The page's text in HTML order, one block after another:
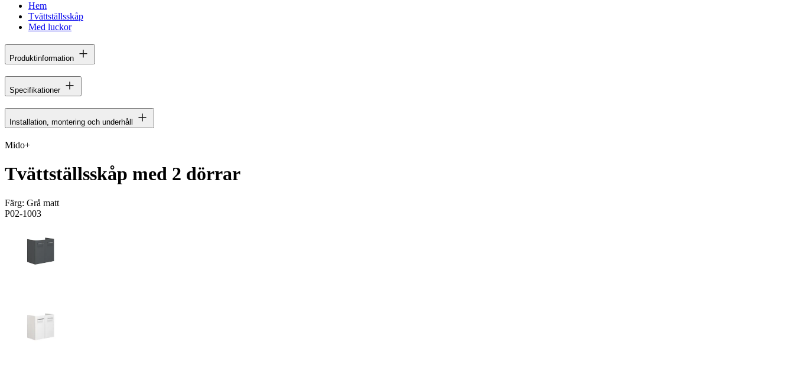
Hem
Tvättställsskåp
Med luckor
Produktinformation
Specifikationer
Installation, montering och underhåll
Mido+
Tvättställsskåp med 2 dörrar
Färg: Grå matt
P02-1003